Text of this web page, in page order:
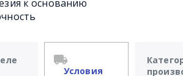
к основанию
Условия